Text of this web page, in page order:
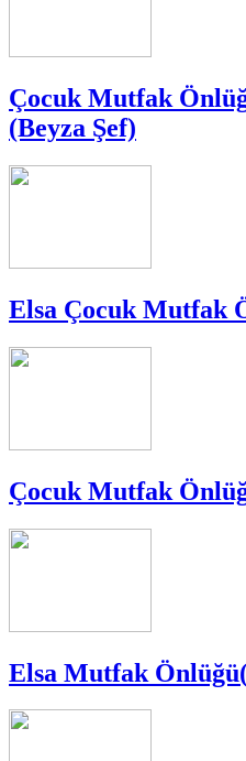
Çocuk Mutfak
(Beyza Şef)
Elsa Çocuk Mutfak
Çocuk Mutfak
Elsa Mutfak